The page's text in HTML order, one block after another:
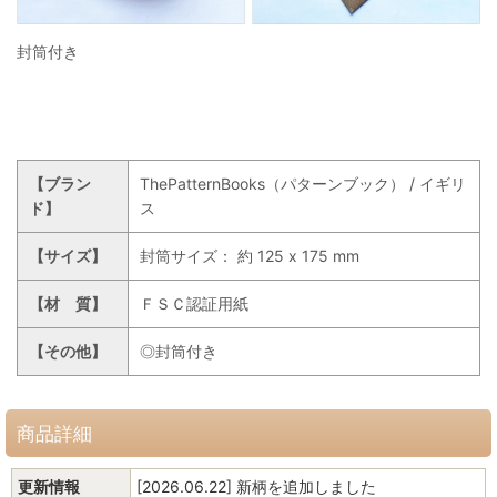
封筒付き
【ブラン
ド】
ThePatternBooks（パターンブック） / イギリ
ス
【サイズ】 封筒サイズ： 約 125 x 175 mm
【材 質】 ＦＳＣ認証用紙
【その他】 ◎封筒付き
商品詳細
更新情報
[2026.06.22] 新柄を追加しました